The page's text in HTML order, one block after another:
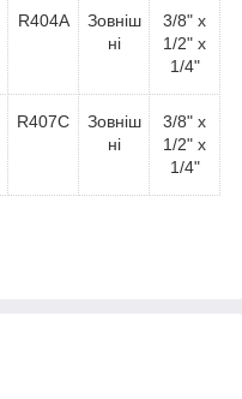
R404A
Зовніш
ні
3/8" x
1/2" x
1/4"
R407C
Зовніш
ні
3/8" x
1/2" x
1/4"